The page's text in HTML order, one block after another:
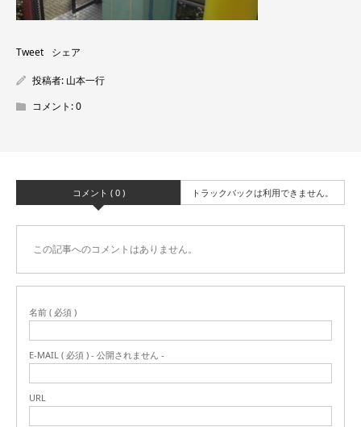
Tweet シェア
投稿者: 山本一行
コメント:0
コメント ( 0 ) トラックバックは利用できません。
この記事へのコメントはありません。
名前 ( 必須 )
E-MAIL ( 必須 ) - 公開されません -
URL